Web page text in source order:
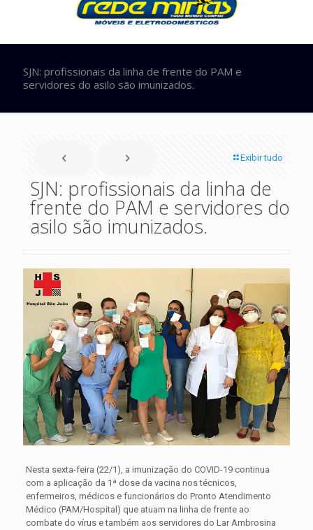
SJN: profissionais da linha de frente do PAM e
servidores do asilo são imunizados.
Exibir tudo
SJN: profissionais da linha de
frente do PAM e servidores do
asilo são imunizados.
Nesta sexta-feira (22/1), a imunização do COVID-19 continua
com a aplicação da 1ª dose da vacina nos técnicos,
enfermeiros, médicos e funcionários do Pronto Atendimento
Médico (PAM/Hospital) que atuam na linha de frente ao
combate do vírus e também aos servidores do Lar Ambrosina